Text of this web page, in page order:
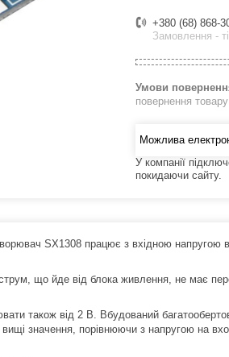
+380 (68) 868-
Замовлення -
повернення
У компанії
покидаючи сайту.
SX1308 працює з вхідною напругою
що йде від блока живлення, не має
також від 2 В. Вбудований
значення, порівнюючи з напругою на